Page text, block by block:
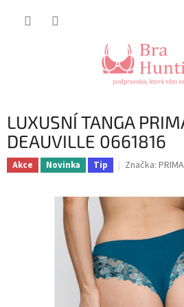
LUXUSNÍ TANGA
DEAUVILLE 0661816
Akce Novinka Tip Značka: